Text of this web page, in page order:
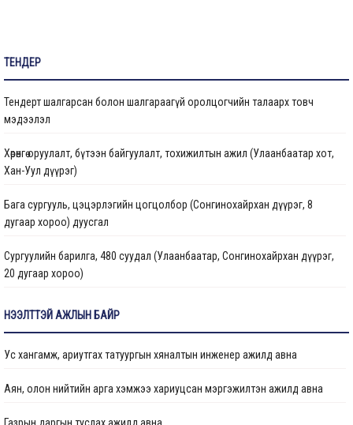
Бараа ажил үйлчилгээ
Газрын даргын тушаал
Барилгын ажлын мэдээ
Санхүүжилтийн мэдээлэл
ТЕНДЕР
Тендерт шалгарсан болон шалгараагүй оролцогчийн талаарх товч
мэдээлэл
Хөрөнгө оруулалт, бүтээн байгуулалт, тохижилтын ажил (Улаанбаатар хот,
Хан-Уул дүүрэг)
Бага сургууль, цэцэрлэгийн цогцолбор (Сонгинохайрхан дүүрэг, 8
дугаар хороо) дуусгал
Сургуулийн барилга, 480 суудал (Улаанбаатар, Сонгинохайрхан дүүрэг,
20 дугаар хороо)
Цэцэрлэгийн барилга, 150 ор (Улаанбаатар хот, Сонгинохайрхан дүүрэг,
Арьс ширний ажилчдын орон сууцны барилгын их засварын ажил
НЭЭЛТТЭЙ АЖЛЫН БАЙР
Ус хангамж, ариутгах татуургын хяналтын инженер ажилд авна
Аян, олон нийтийн арга хэмжээ хариуцсан мэргэжилтэн ажилд авна